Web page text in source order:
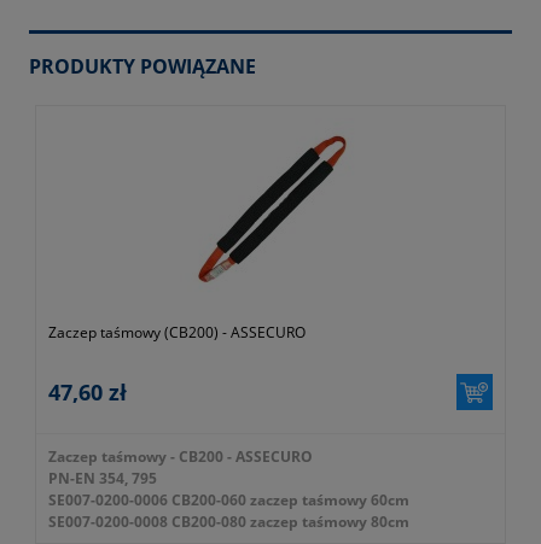
PRODUKTY POWIĄZANE
Zaczep taśmowy (CB200) - ASSECURO
47,60 zł
Zaczep taśmowy - CB200 - ASSECURO
PN-EN 354, 795
SE007-0200-0006 CB200-060 zaczep taśmowy 60cm
SE007-0200-0008 CB200-080 zaczep taśmowy 80cm